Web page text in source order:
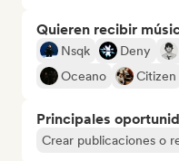
Quieren recibir
Nsqk Deny
Oceano
Citizen
Principales
Crear publicaciones o